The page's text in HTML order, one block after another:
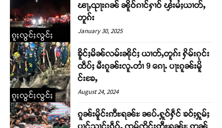
ၵူႈလွင်ႈလွင်ႈ
ၽႃႇၺႃးၵၼ် ၼိူဝ်ၵၢင်ႁၢဝ် ၾႆးမႆႈယၢတ်ႇ
တူၵ်း
January 30, 2025
ၵူႈလွင်ႈလွင်ႈ
ၶိူင်ႈမိၼ်လမ်းၼိုင်ႈ ယၢတ်ႇတူၵ်း ႁိမ်းၵုင်း
ထဵပ်ႈ မီးၵူၼ်းလူႉတၢႆ 9 ၵေႃႉ ပႃးၵူၼ်းမိူ
င်းၶႄႇ
August 24, 2024
ၵူၼ်းမိူင်းဢီႊရၼ်ႊ ၼပ်ႉႁူဝ်ႁဵင် ၶဝ်ႈႁူမ်ႈ
ပၢင်သၢင်းၵဵဝ်ႇ ၸွမ်ၸိုင်ႈဢီႊရၼ်ႊ ဢၼ်